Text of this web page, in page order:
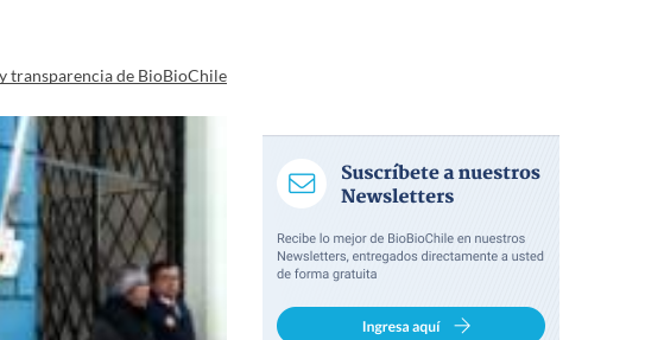
transparencia de BioBioChile